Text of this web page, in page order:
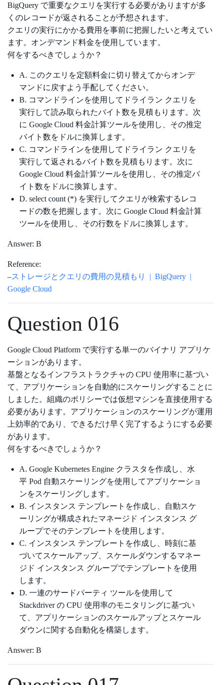
BigQuery で重要なクエリを実行する必要がありますが多
くのレコードが返されることが予想されます。
クエリの実行にかかる費用を事前に把握したいと考えてい
ます。オンデマンド料金を使用しています。
何をするべきでしょうか？
A. このクエリを定額料金に切り替えてからオンデ
マンドに戻すよう手配してください。
B. コマンドラインを使用してドライラン クエリを
実行して読み取られたバイト数を見積もります。次
に Google Cloud 料金計算ツールを使用し、その推定
バイト数をドルに換算します。
C. コマンドラインを使用してドライラン クエリを
実行して返されるバイト数を見積もります。次に
Google Cloud 料金計算ツールを使用し、その推定バ
イト数をドルに換算します。
D. select count (*) を実行してクエリが検索するレコ
ードの数を把握します。次に Google Cloud 料金計算
ツールを使用し、その行数をドルに換算します。
Answer: B
Reference:
–ストレージとクエリの費用の見積もり | BigQuery |
Google Cloud
Question 016
Google Cloud Platform で実行する単一のバイナリ アプリケ
ーションがあります。
基盤となるインフラストラクチャの CPU 使用率に基づい
て、アプリケーションを自動的にスケーリングすることに
しました。組織のポリシーでは仮想マシンを直接使用する
必要があります。アプリケーションのスケーリングが運用
上効率的であり、できるだけ早く完了するようにする必要
があります。
何をするべきでしょうか？
A. Google Kubernetes Engine クラスタを作成し、水
平 Pod 自動スケーリングを使用してアプリケーショ
ンをスケーリングします。
B. インスタンス テンプレートを作成し、自動スケ
ーリングが構成されたマネージド インスタンス グ
ループでそのテンプレートを使用します。
C. インスタンス テンプレートを作成し、時刻に基
づいてスケールアップ、スケールダウンするマネー
ジド インスタンス グループでテンプレートを使用
します。
D. 一連のサードパーティ ツールを使用して
Stackdriver の CPU 使用率のモニタリングに基づい
て、アプリケーションのスケールアップとスケール
ダウンに関する自動化を構築します。
Answer: B